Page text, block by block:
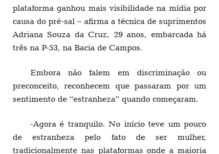
plataforma ganhou mais visibilidade na mídia por
causa do pré-sal – afirma a técnica de suprimentos
Adriana Souza da Cruz, 29 anos, embarcada há
três na P-53, na Bacia de Campos.
Embora não falem em discriminação ou
preconceito, reconhecem que passaram por um
sentimento de “estranheza” quando começaram.
-Agora é tranquilo. No início teve um pouco
de estranheza pelo fato de ser mulher,
tradicionalmente nas plataformas onde a maioria